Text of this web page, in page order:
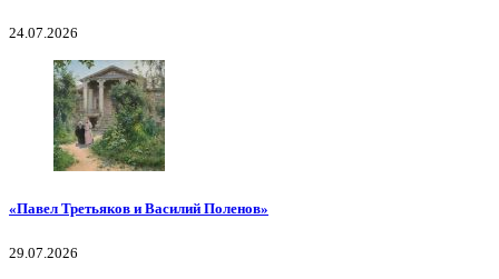
24.07.2026
«Павел Третьяков и Василий Поленов»
29.07.2026